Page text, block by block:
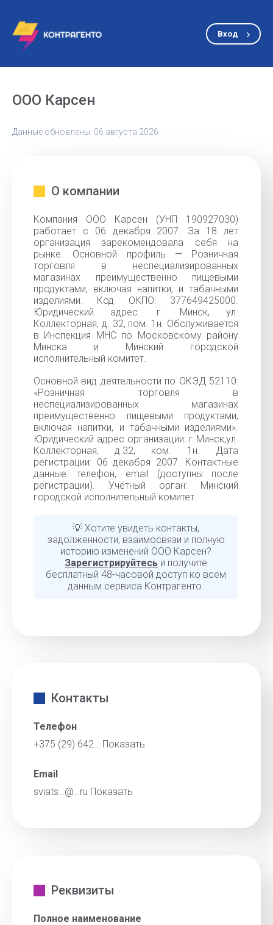
Вход
ООО Карсен
Данные обновлены: 06 августа 2026
О компании
Компания ООО Карсен (УНП 190927030)
работает с 06 декабря 2007. За 18 лет
организация зарекомендовала себя на
рынке. Основной профиль — Розничная
торговля в неспециализированных
магазинах преимущественно пищевыми
продуктами, включая напитки, и табачными
изделиями. Код ОКПО: 377649425000.
Юридический адрес: г. Минск, ул.
Коллекторная, д. 32, пом. 1н. Обслуживается
в Инспекция МНС по Московскому району
Минска и Минский городской
исполнительный комитет.
Основной вид деятельности по ОКЭД 52110:
«Розничная торговля в
неспециализированных магазинах
преимущественно пищевыми продуктами,
включая напитки, и табачными изделиями».
Юридический адрес организации: г Минск,ул.
Коллекторная, д.32, ком. 1н. Дата
регистрации: 06 декабря 2007. Контактные
данные: телефон, email (доступны после
регистрации). Учётный орган: Минский
городской исполнительный комитет.
💡 Хотите увидеть контакты,
задолженности, взаимосвязи и полную
историю изменений ООО Карсен?
Зарегистрируйтесь и получите
бесплатный 48-часовой доступ ко всем
данным сервиса Контрагенто.
Контакты
Телефон
+375 (29) 642… Показать
Email
sviats…@…ru Показать
Реквизиты
Полное наименование